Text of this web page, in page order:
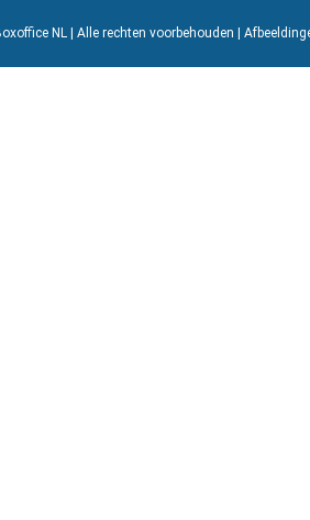
NL | Alle rechten voorbehouden |